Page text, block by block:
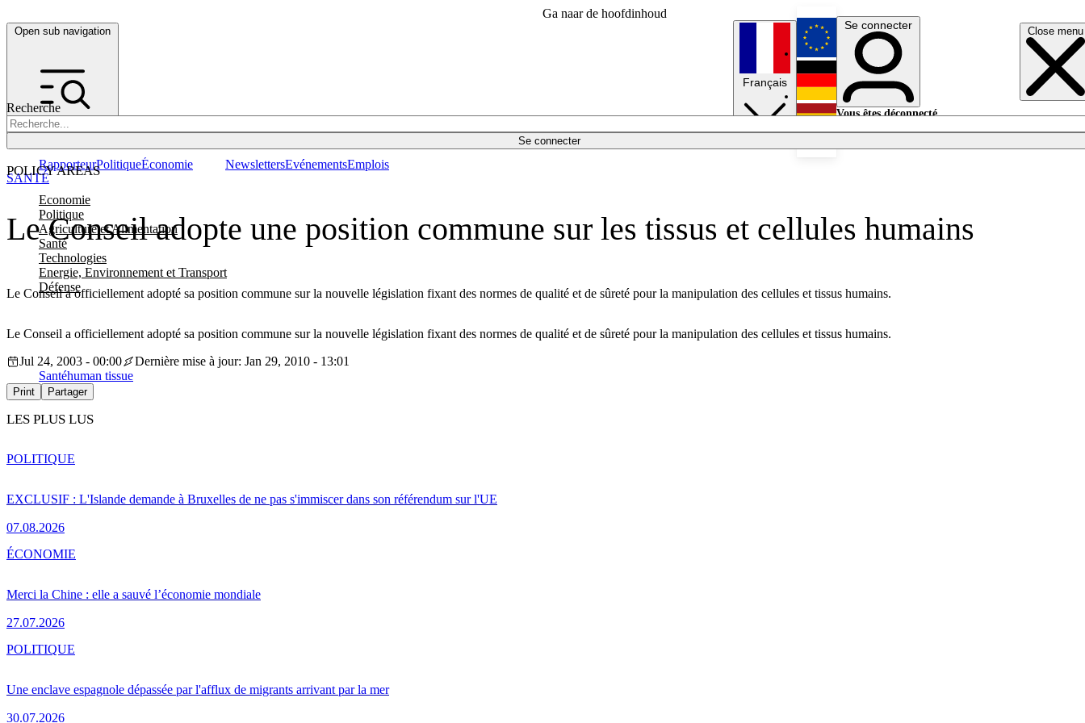
Ga naar de hoofdinhoud
Open sub navigation Close menu
Recherche
Se connecter
POLICY AREAS
Economie
Politique
Agriculture et Alimentation
Santé
Technologies
Energie, Environnement et Transport
Défense
RapporteurPolitiqueÉconomie NewslettersEvénementsEmplois
Français
English
Deutsch
Se connecter
Vous êtes déconnecté.
Le Conseil adopte une position commune sur les tissus et cellules humains
Le Conseil a officiellement adopté sa position commune sur la nouvelle législation fixant des normes de qualité et de sûreté pour la manipulation des cellules et tissus humains.
SANTÉ
Le Conseil a officiellement adopté sa position commune sur la nouvelle législation fixant des normes de qualité et de sûreté pour la manipulation des cellules et tissus humains.
Jul 24, 2003 - 00:00
Dernière mise à jour: Jan 29, 2010 - 13:01
Santéhuman tissue
Print Partager
LES PLUS LUS
EXCLUSIF : L'Islande demande à Bruxelles de ne pas s'immiscer dans son référendum sur l'UE
07.08.2026
POLITIQUE
Merci la Chine : elle a sauvé l’économie mondiale
27.07.2026
ÉCONOMIE
Une enclave espagnole dépassée par l'afflux de migrants arrivant par la mer
30.07.2026
POLITIQUE